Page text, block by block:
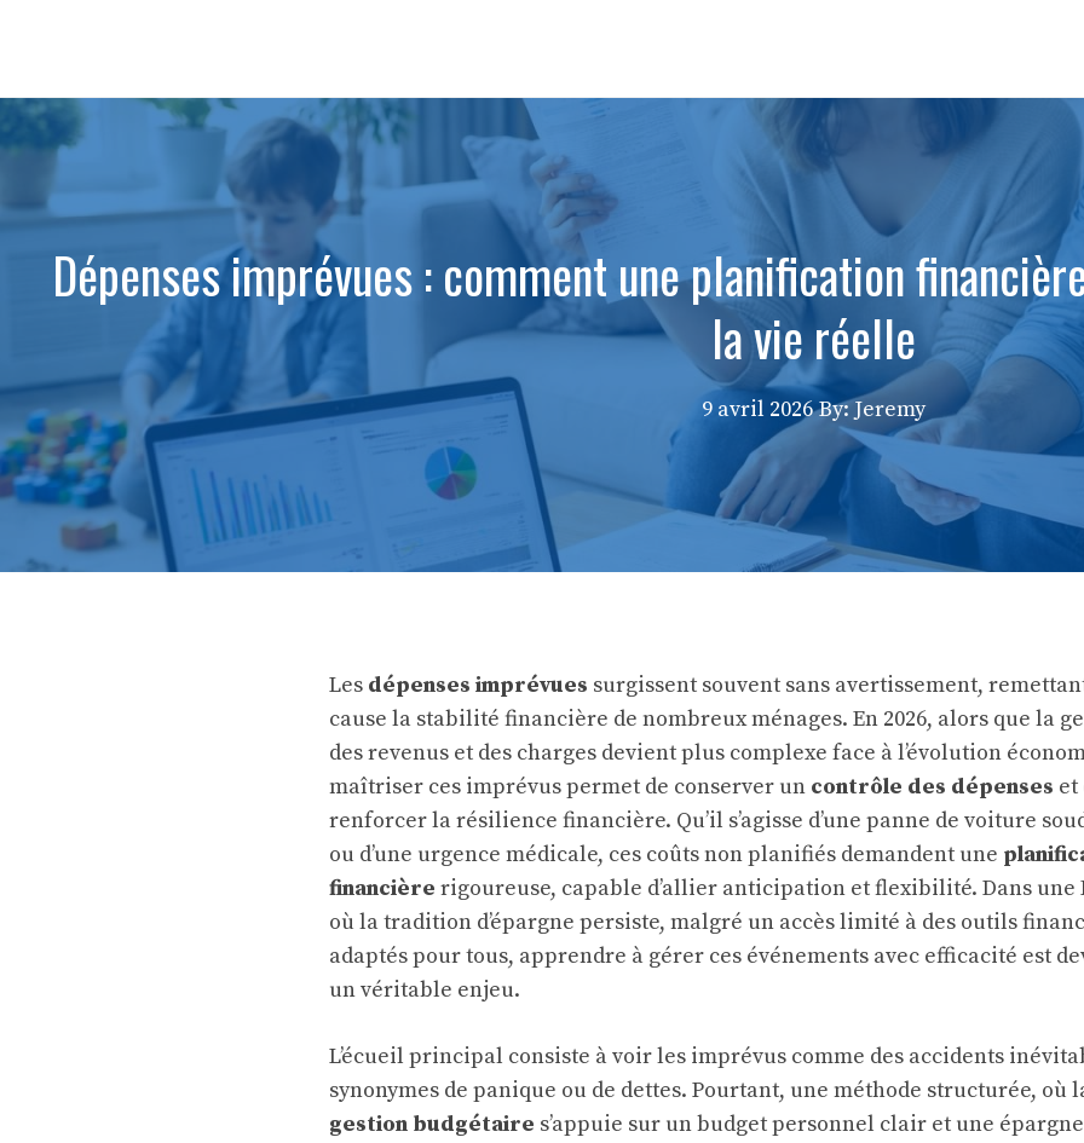
Dépenses imprévues : comment une planification
la vie réelle
9 avril 2026 By: Jeremy
Les dépenses imprévues surgissent souvent sans avertissement,
cause la stabilité financière de nombreux ménages. En 2026, alors que la
des revenus et des charges devient plus complexe face à l’évolution
maîtriser ces imprévus permet de conserver un contrôle des dépenses et
renforcer la résilience financière. Qu’il s’agisse d’une panne de voiture
ou d’une urgence médicale, ces coûts non planifiés demandent une
financière rigoureuse, capable d’allier anticipation et flexibilité. Dans une
où la tradition d’épargne persiste, malgré un accès limité à des outils
adaptés pour tous, apprendre à gérer ces événements avec efficacité est
un véritable enjeu.
L’écueil principal consiste à voir les imprévus comme des accidents
synonymes de panique ou de dettes. Pourtant, une méthode structurée, où
gestion budgétaire s’appuie sur un budget personnel clair et une épargne